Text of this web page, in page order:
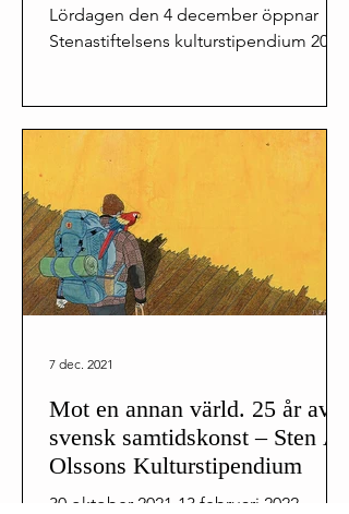
Lördagen den 4 december öppnar
Stenastiftelsens kulturstipendium 2021
Mot en annan värld. 25 år av
svensk samtidskonst – Sten A
Olssons Kulturstipendium
30 oktober 2021-13 februari 2022
7 dec. 2021